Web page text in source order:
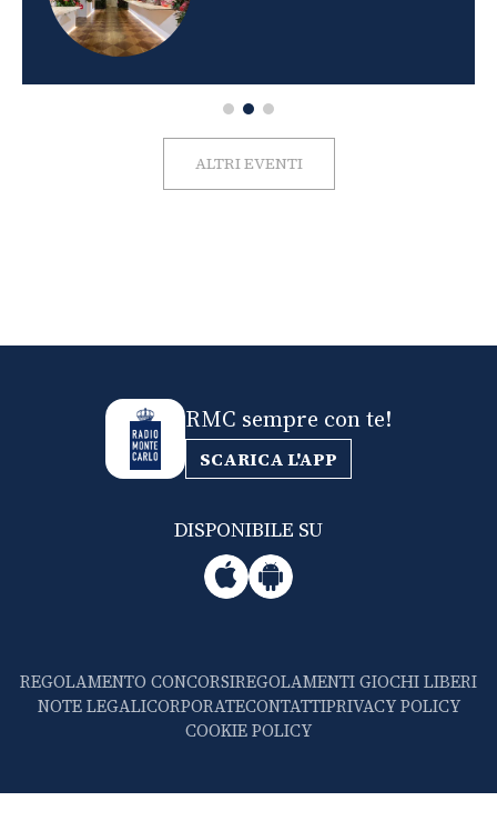
ALTRI EVENTI
RMC sempre con te!
SCARICA L'APP
DISPONIBILE SU
REGOLAMENTO CONCORSIREGOLAMENTI GIOCHI LIBERI
NOTE LEGALICORPORATECONTATTIPRIVACY POLICY
COOKIE POLICY